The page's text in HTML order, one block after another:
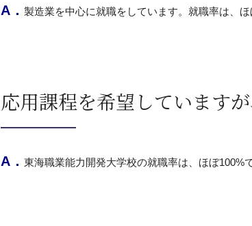
A． 製造業を中心に就職をしています。就職率は、ほ
応用課程を希望しています
A． 東海職業能力開発大学校の就職率は、ほぼ100%